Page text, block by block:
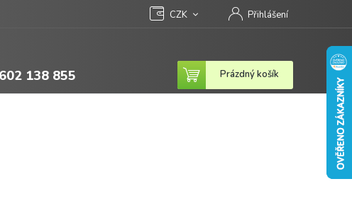
CZK Přihlášení
602 138 855
Nákupní
košík
Prázdný košík